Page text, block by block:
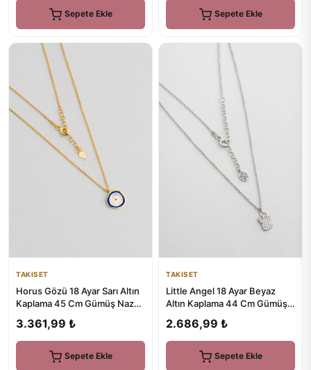
Sepete Ekle Sepete Ekle
TAKISET
Horus Gözü 18 Ayar Sarı Altın
Kaplama 45 Cm Gümüş Nazar
3.361,99 ₺
Sepete Ekle
TAKISET
Little Angel 18 Ayar Beyaz
Altın Kaplama 44 Cm Gümüş
2.686,99 ₺
Sepete Ekle